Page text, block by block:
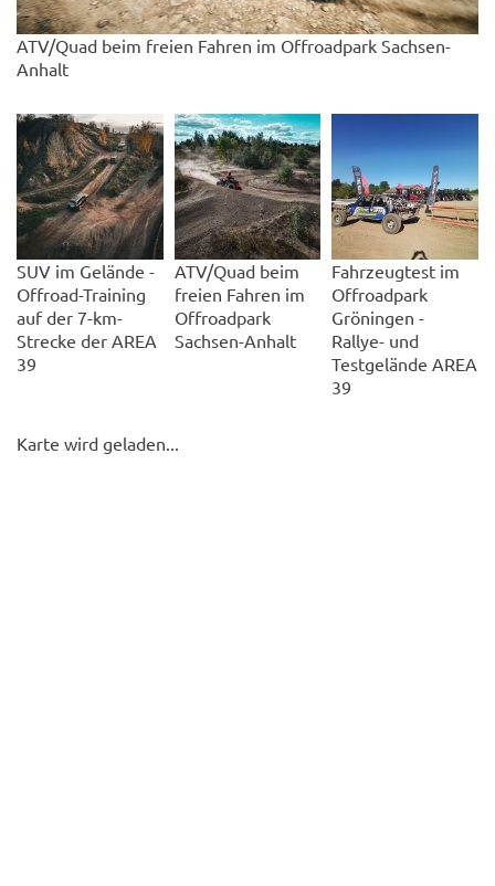
ATV/Quad beim freien Fahren im Offroadpark Sachsen-
Anhalt
SUV im Gelände -
Offroad-Training
auf der 7-km-
Strecke der AREA
39
ATV/Quad beim
freien Fahren im
Offroadpark
Sachsen-Anhalt
Fahrzeugtest im
Offroadpark
Gröningen -
Rallye- und
Testgelände AREA
39
Karte wird geladen...